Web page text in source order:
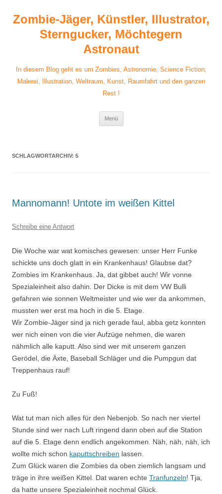
springen
Zombie-Jäger, Künstler, Illustrator,
Sterngucker, Möchtegern
Astronaut
In diesem Blog geht es um Zombies, Astronomie, Science Fiction,
Malerei, Illustration, Weltraum, Kunst, Raumfahrt und den ganzen
Rest !
Menü
SCHLAGWORTARCHIV: 5
Mannomann! Untote im weißen Kittel
Schreibe eine Antwort
Die Woche war wat komisches gewesen: unser Herr Funke
schickte uns doch glatt in ein Krankenhaus! Glaubse dat?
Zombies im Krankenhaus. Ja, dat gibbet auch! Wir vonne
Spezialeinheit also dahin. Der Dicke is mit dem VW Bulli
gefahren wie sonnen Weltmeister und wie wer da ankommen,
mussten wer erst ma hoch in die 5. Etage.
Wir Zombie-Jäger sind ja nich gerade faul, abba getz konnten
wer nich einen von die vier Aufzüge nehmen, die waren
nähmlich alle kaputt. Also sind wer mit unserem ganzen
Gerödel, die Äxte, Baseball Schläger und die Pumpgun dat
Treppenhaus rauf!
Zu Fuß!
Wat tut man nich alles für den Nebenjob. So nach ner viertel
Stunde sind wer nach Luft ringend dann oben auf die Station
auf die 5. Etage denn endlich angekommen. Näh, näh, näh, ich
wollte mich schon kaputtschreiben lassen.
Zum Glück waren die Zombies da oben ziemlich langsam und
träge in ihre weißen Kittel. Dat waren echte Tranfunzeln! Tja,
da hatte unsere Spezialeinheit nochmal Glück.